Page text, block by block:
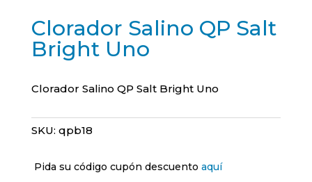
Clorador Salino QP Salt
Bright Uno
Clorador Salino QP Salt Bright Uno
SKU: qpb18
Pida su código cupón descuento aquí